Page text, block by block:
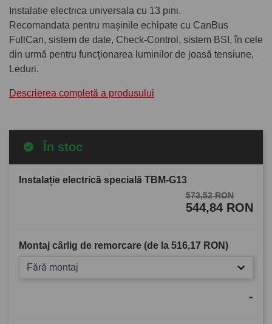
Instalatie electrica universala cu 13 pini.
Recomandata pentru mașinile echipate cu CanBus
FullCan, sistem de date, Check-Control, sistem BSI, în cele
din urmă pentru funcționarea luminilor de joasă tensiune,
Leduri.
Descrierea completă a produsului
În stoc
Instalație electrică specială TBM-G13
573,52 RON
544,84 RON
Montaj cârlig de remorcare (de la 516,17 RON)
Fără montaj
-